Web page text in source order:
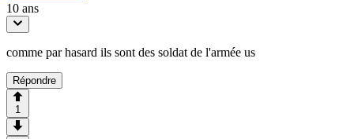
10 ans
comme par hasard ils sont des soldat de l'armée us
Répondre
1